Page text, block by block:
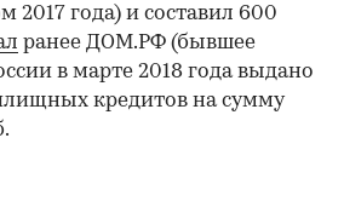
2017 года) и составил 600
ранее ДОМ.РФ (бывшее
в марте 2018 года выдано
кредитов на сумму